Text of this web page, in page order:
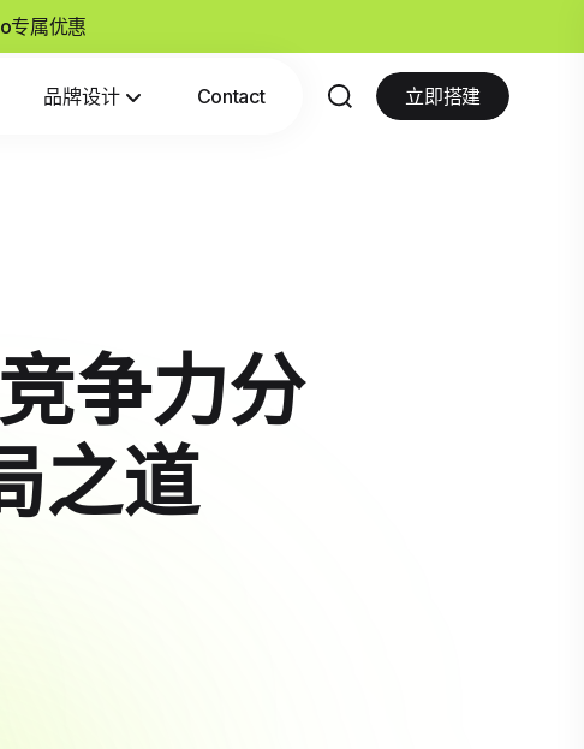
专属优惠
品牌设计 Contact 立即搭建
争力分
之道